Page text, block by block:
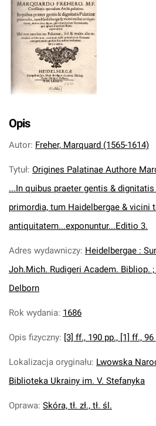
Opis
Autor: Freher, Marquard (1565-1614)
Tytuł: Origines Palatinae Authore
...In quibus praeter gentis &
primordia, tum Haidelbergae & vicini
antiquitatem...exponuntur...Editio 3.
Adres wydawniczy: Heidelbergae :
Joh.Mich. Rudigeri Academ. Bibliop.
Delborn
Rok wydania: 1686
Opis fizyczny: [3] ff., 190 pp., [1] ff., 96
Lokalizacja oryginału: Lwowska
Biblioteka Ukrainy im. V. Stefanyka
Oprawa: Skóra, tł. zł., tł. śl.